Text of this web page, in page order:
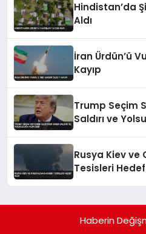
Hindistan’da
Aldı
İran Ürdün’ü
Kayıp
Trump Seçim
Saldırı ve
Rusya Kiev ve
Tesisleri Hedef
Haberin